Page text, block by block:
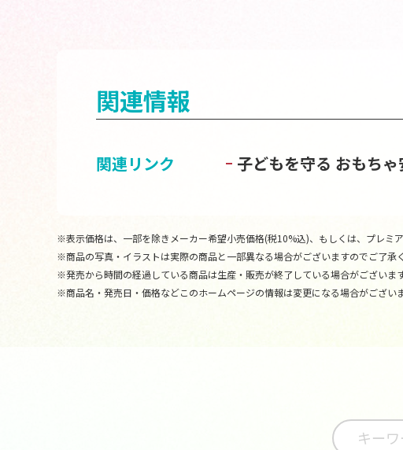
関連情報
関連リンク 子どもを守る おもち
※表示価格は、一部を除きメーカー希望小売価格(税10%込)、もしくは、プレミ
※商品の写真・イラストは実際の商品と一部異なる場合がございますのでご了承く
※発売から時間の経過している商品は生産・販売が終了している場合がございま
※商品名・発売日・価格などこのホームページの情報は変更になる場合がござい